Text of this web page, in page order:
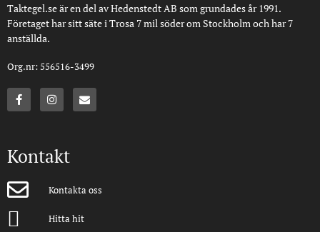
Taktegel.se är en del av Hedenstedt AB som grundades år 1991.
Företaget har sitt säte i Trosa 7 mil söder om Stockholm och har 7
anställda.
Org.nr: 556516-3499
Kontakt
Kontakta oss
Hitta hit